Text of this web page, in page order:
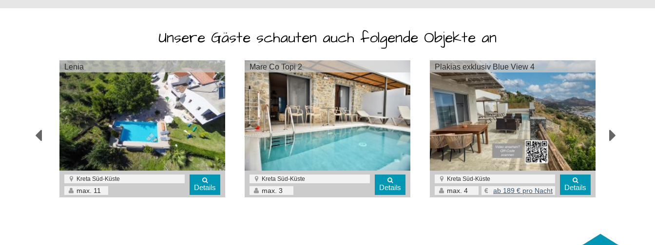
Unsere Gäste schauten auch folgende Objekte an
Lenia
Kreta Süd-Küste
max. 11 Details
Mare Co Topi 2
Kreta Süd-Küste
max. 3 Details
Plakias exklusiv Blue View 4
Kreta Süd-Küste
max. 4 ab 189 € pro Nacht Details